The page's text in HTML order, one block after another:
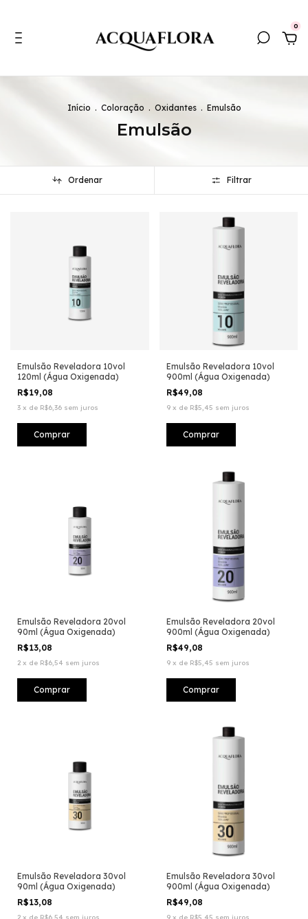
0
Início . Coloração . Oxidantes . Emulsão
Emulsão
Ordenar Filtrar
Emulsão Reveladora 10vol
120ml (Água Oxigenada)
R$19,08
3 x de R$6,36 sem juros
Emulsão Reveladora 10vol
900ml (Água Oxigenada)
R$49,08
9 x de R$5,45 sem juros
Emulsão Reveladora 20vol
90ml (Água Oxigenada)
R$13,08
2 x de R$6,54 sem juros
Emulsão Reveladora 20vol
900ml (Água Oxigenada)
R$49,08
9 x de R$5,45 sem juros
Emulsão Reveladora 30vol
90ml (Água Oxigenada)
R$13,08
Emulsão Reveladora 30vol
900ml (Água Oxigenada)
R$49,08